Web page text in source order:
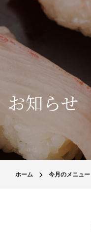
お知らせ
ホーム 今月のメニュー